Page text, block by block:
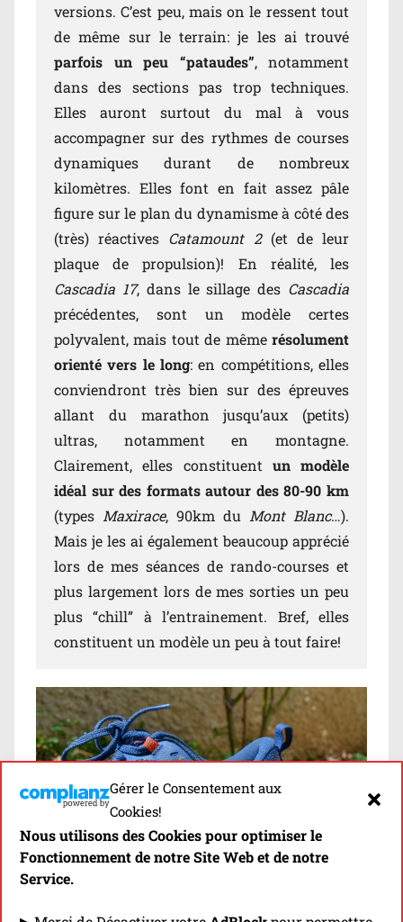
Gérer le Consentement aux
Cookies!
Nous utilisons des Cookies pour optimiser le
Fonctionnement de notre Site Web et de notre
Service.
versions. C’est peu, mais on le ressent tout
de même sur le terrain: je les ai trouvé
parfois un peu “pataudes”, notamment
dans des sections pas trop techniques.
Elles auront surtout du mal à vous
accompagner sur des rythmes de courses
dynamiques durant de nombreux
kilomètres. Elles font en fait assez pâle
figure sur le plan du dynamisme à côté des
(très) réactives Catamount 2(et de leur
plaque de propulsion)! En réalité, les
Cascadia 17, dans le sillage des Cascadia
précédentes, sont un modèle certes
polyvalent, mais tout de même résolument
orienté vers le long: en compétitions, elles
conviendront très bien sur des épreuves
allant du marathon jusqu’aux (petits)
ultras, notamment en montagne.
Clairement, elles constituent un modèle
idéal sur des formats autour des 80-90 km
(types Maxirace, 90km du Mont Blanc…).
Mais je les ai également beaucoup apprécié
lors de mes séances de rando-courses et
plus largement lors de mes sorties un peu
plus “chill” à l’entrainement. Bref, elles
constituent un modèle un peu à tout faire!